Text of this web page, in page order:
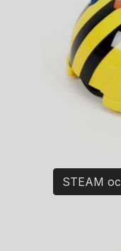
STEAM